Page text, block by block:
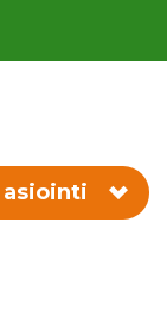
asiointi